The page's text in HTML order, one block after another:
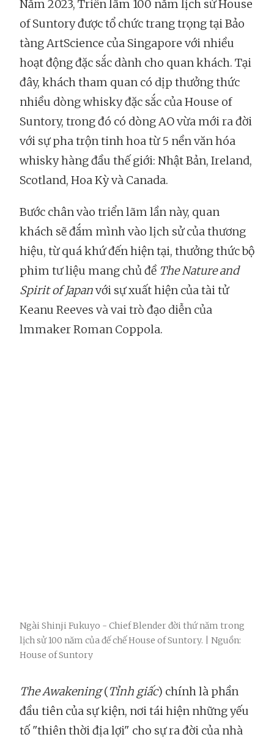
Năm 2023, Triển lãm 100 năm lịch sử House
of Suntory được tổ chức trang trọng tại Bảo
tàng ArtScience của Singapore với nhiều
hoạt động đặc sắc dành cho quan khách. Tại
đây, khách tham quan có dịp thưởng thức
nhiều dòng whisky đặc sắc của House of
Suntory, trong đó có dòng AO vừa mới ra đời
với sự pha trộn tinh hoa từ 5 nền văn hóa
whisky hàng đầu thế giới: Nhật Bản, Ireland,
Scotland, Hoa Kỳ và Canada.
Bước chân vào triển lãm lần này, quan
khách sẽ đắm mình vào lịch sử của thương
hiệu, từ quá khứ đến hiện tại, thưởng thức bộ
phim tư liệu mang chủ đề The Nature and
Spirit of Japanvới sự xuất hiện của tài tử
Keanu Reeves và vai trò đạo diễn của
lmmaker Roman Coppola.
Ngài Shinji Fukuyo - Chief Blender đời thứ năm trong
lịch sử 100 năm của đế chế House of Suntory. | Nguồn:
House of Suntory
The Awakening(Tỉnh giấc) chính là phần
đầu tiên của sự kiện, nơi tái hiện những yếu
tố "thiên thời địa lợi" cho sự ra đời của nhà